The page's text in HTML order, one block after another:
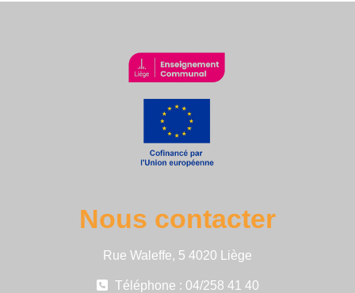
Nous contacter
Rue Waleffe, 5 4020 Liège
Téléphone : 04/258 41 40